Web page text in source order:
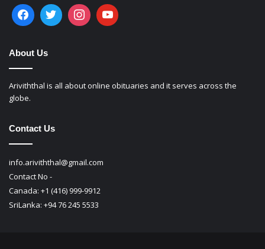
About Us
Ariviththal is all about online obituaries and it serves across the
globe.
Contact Us
info.ariviththal@gmail.com
Contact No -
Canada: +1 (416) 999-9912
SriLanka: +94 76 245 5533